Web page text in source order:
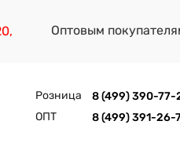
Оптовым
Розница 8 (499) 390-77-
ОПТ
8 (499) 391-26-